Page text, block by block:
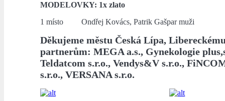
MODELOVKY: 1x zlato
1 místo Ondřej Kovács, Patrik Gašpar muži
Děkujeme městu Česká Lípa,
partnerům: MEGA a.s., Gynekologie
Teldatcom s.r.o., Vendys&V s.r.o.,
s.r.o., VERSANA s.r.o.